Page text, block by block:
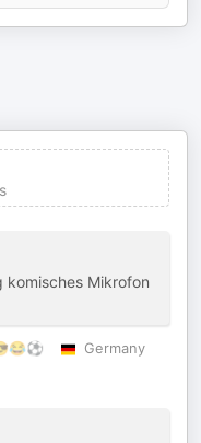
komisches Mikrofon
Germany